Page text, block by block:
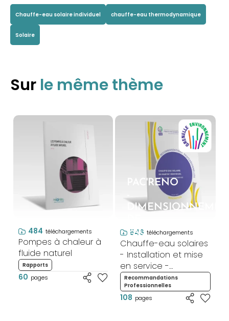
Chauffe-eau solaire individuel chauffe-eau thermodynamique
Solaire
Sur le même thème
484 téléchargements
Pompes à chaleur à
fluide naturel
Rapports
60 pages
PAC'RENO
-
PAC
546 téléchargements
Chauffe-eau solaires
- Installation et mise
en service -
Rénovation
Recommandations
Professionnelles
108 pages